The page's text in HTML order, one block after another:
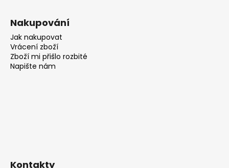
Nakupování
Jak nakupovat
Vrácení zboží
Zboží mi přišlo rozbité
Napište nám
Kontakty